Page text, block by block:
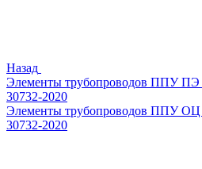
Назад
Элементы трубопроводов ППУ
30732-2020
Элементы трубопроводов ППУ
30732-2020